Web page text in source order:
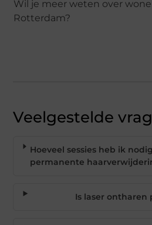
Wil je meer weten over
Rotterdam?
Veelgestelde
Hoeveel sessies heb ik
permanente
Is laser ontharen